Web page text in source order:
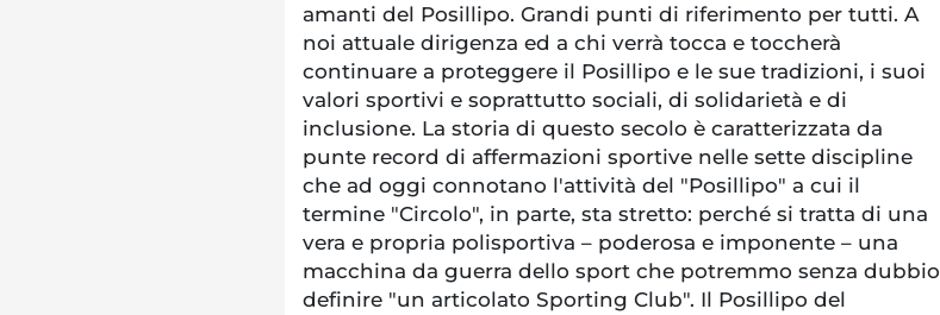
amanti del Posillipo. Grandi punti di riferimento per tutti. A
noi attuale dirigenza ed a chi verrà tocca e toccherà
continuare a proteggere il Posillipo e le sue tradizioni, i suoi
valori sportivi e soprattutto sociali, di solidarietà e di
inclusione. La storia di questo secolo è caratterizzata da
punte record di affermazioni sportive nelle sette discipline
che ad oggi connotano l'attività del "Posillipo" a cui il
termine "Circolo", in parte, sta stretto: perché si tratta di una
vera e propria polisportiva – poderosa e imponente – una
macchina da guerra dello sport che potremmo senza dubbio
definire "un articolato Sporting Club". Il Posillipo del